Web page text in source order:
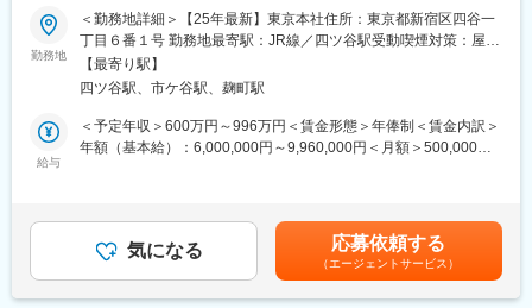
・将来的にスポーツチームが抱える収益課題（スポンサー依存）
の解決に向けた事業開発
■組織構成：約20名(20代～40代)
アライアンスセールスを担っていたメンバーなど在籍。
信頼関係を築きながら、数字・目標に捉われず中長期的な目線を
先輩社員への同行やマネジメントとのロープレを通じて業務を習
得いただきます。知識を身につけながら経験を積み、2週間～1か
月程度での独り立ちを目指していただくイメージです。
■具体的な業務内容：
・国際ブランドへの各種申請、報告
・国際ブランドからの情報収集、
ならびにグローバル基準に則したクレジットカードのソリューシ
ョン導入等の企画検討
・国際ブランドのルール等に沿った業務の企画・立案・推進
・国際ブランドとのイシュイング
クレジットカードサービスの根幹とも言える国際ブランド関連の
業務に携わることにより、会社への貢献度が高い業務です。
ブランドとのインセンティブ交渉を通じた直接的な利益貢献に加
勤務地
＜勤務地詳細＞【25年最新】東京本社住所：東京都新宿区四谷一
丁目６番１号 勤務地最寄駅：JR線／四ツ谷駅受動喫煙対策：屋内
喫煙可能場所あり変更の範囲：会社の定める事業所（リモートワ
ーク含む）
【最寄り駅】
四ツ谷駅、市ケ谷駅、麹町駅
給与
＜予定年収＞600万円～996万円＜賃金形態＞年俸制＜賃金内訳＞
年額（基本給）：6,000,000円～9,960,000円＜月額＞500,000円
センティブ）を支給（年1回）賃金はあくまでも目安の金額であ
り、選考を通じて上下する可能性があります。月給(月額)は固定手
当を含めた表記です。
気になる 応募依頼する
（エージェントサービス）